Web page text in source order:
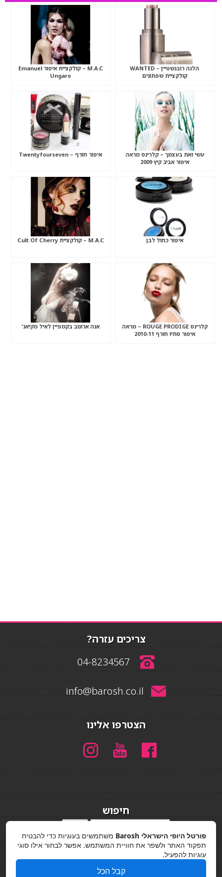
הלנה רובנשטיין – WANTED
קולקציית שפתונים
M.A.C – קולקציית איפור Emanuel
Ungaro
עשי זאת בעצמך – קלרינס מראה
איפור אביב קיץ 2009
איפור חורף – Twentyfourseven
איפור כחול לבן M.A.C – קולקציית Cult Of Cherry
קלרינס ROUGE PRODIGE – מראה
איפור סתיו חורף 2010-11
אנה ארונוב בקמפיין לאיל מקיאג’
צריכים עזרה?
04-8234567
info@barosh.co.il
הצטרפו אלינו
חיפוש
מדיניות פרטיות
פורטל היופי הישראלי Barosh
משתמשים בעוגיות כדי להבטיח
תפקוד האתר ולשפר את חוויית המשתמש. אפשר לבחור אילו סוגי
עוגיות להפעיל.
קבל הכל